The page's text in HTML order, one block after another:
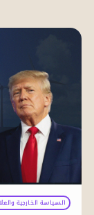
السياسة الخارجية